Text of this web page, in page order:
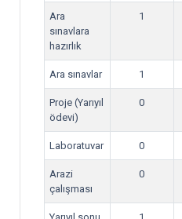
Ara
sınavlara
hazırlık
1
Ara sınavlar 1
Proje (Yarıyıl
ödevi)
0
Laboratuvar 0
Arazi
çalışması
0